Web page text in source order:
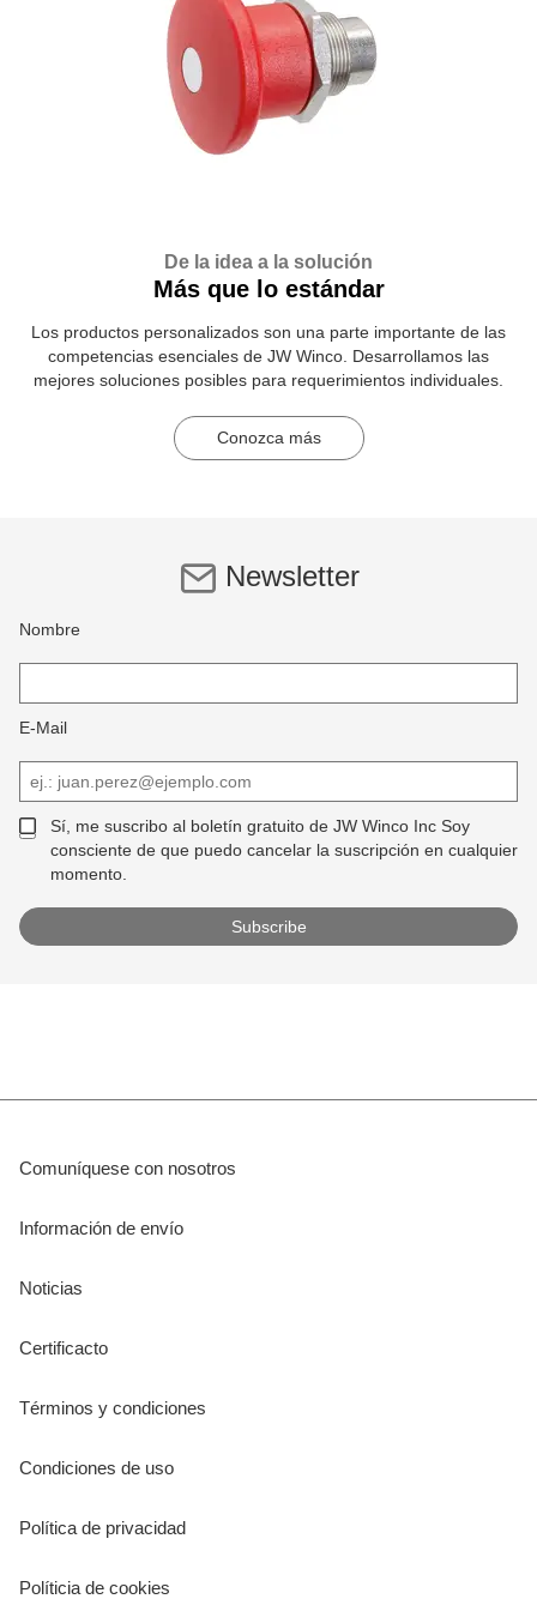
De la idea a la solución
Más que lo estándar
Los productos personalizados son una parte importante de las
competencias esenciales de JW Winco. Desarrollamos las
mejores soluciones posibles para requerimientos individuales.
Conozca más
Newsletter
Nombre
E-Mail
Sí, me suscribo al boletín gratuito de JW Winco Inc Soy
consciente de que puedo cancelar la suscripción en cualquier
momento.
Comuníquese con nosotros
Información de envío
Noticias
Certificacto
Términos y condiciones
Condiciones de uso
Política de privacidad
Políticia de cookies